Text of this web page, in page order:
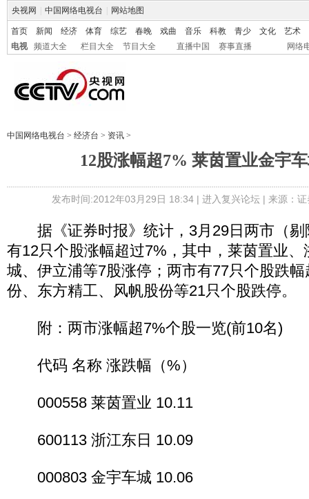
央视网 中国网络电视台 网站地图
首页 新闻 经济 体育 综艺 春晚 戏曲 音乐 科教 青少 文化
艺术
电视
频道大全 栏目大全 节目大全 直播中国 赛事直播 网络
中国网络电视台 > 经济台 > 资讯 >
12股涨幅超7% 莱茵置业金宇
发布时间:2012年03月29日 18:34 | 进入复兴论坛| 来源：
据《证券时报》统计，3月29日两市（剔
有12只个股涨幅超过7%，其中，莱茵置业
城、伊立浦等7股涨停；两市有77只个股跌
份、东方精工、风帆股份等21只个股跌停。
附：两市涨幅超7%个股一览(前10名)
代码 名称 涨跌幅（%）
000558 莱茵置业 10.11
600113 浙江东日 10.09
000803 金宇车城 10.06